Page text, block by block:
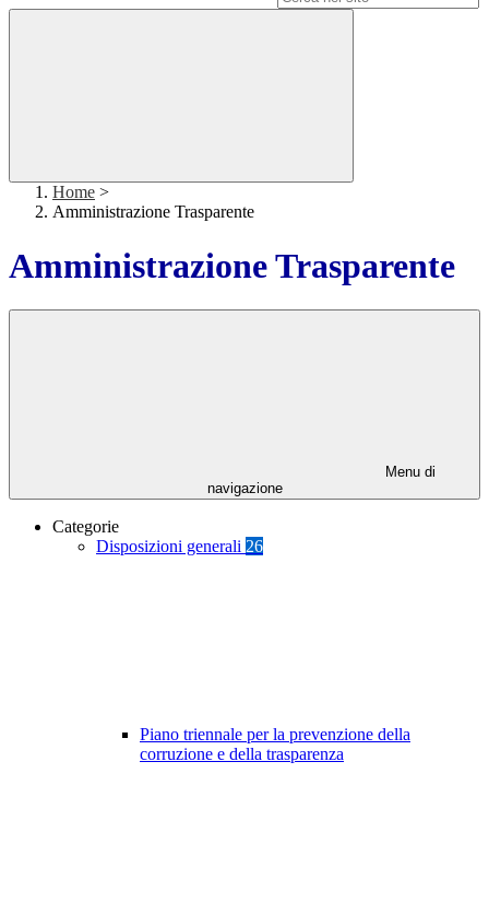
Home >
Amministrazione Trasparente
Amministrazione Trasparente
Menu di
navigazione
Categorie
Disposizioni generali 26
Piano triennale per la prevenzione della
corruzione e della trasparenza